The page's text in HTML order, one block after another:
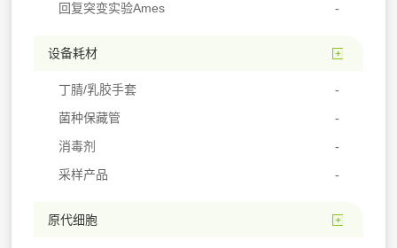
回复突变实验Ames
设备耗材
丁腈/乳胶手套
菌种保藏管
消毒剂
采样产品
原代细胞